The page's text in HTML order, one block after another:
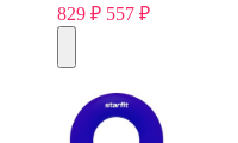
829 ₽ 557 ₽